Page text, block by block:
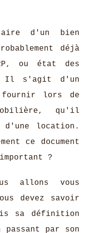
d'un bien
déjà
ou état des
Il s'agit d'un
fournir lors de
qu'il
d'une location.
ce document
?
allons vous
devez savoir
sa définition
par son